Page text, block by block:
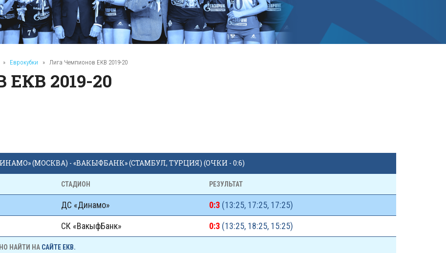
» Еврокубки » Лига Чемпионов ЕКВ 2019-20
2019-20
(МОСКВА) - «ВАКЫФБАНК» (СТАМБУЛ, ТУРЦИЯ) (ОЧКИ - 0:6)
СТАДИОН РЕЗУЛЬТАТ
ДС «Динамо» 0:3 (13:25, 17:25, 17:25)
СК «ВакыфБанк» 0:3 (13:25, 18:25, 15:25)
НАЙТИ НА САЙТЕ ЕКВ.